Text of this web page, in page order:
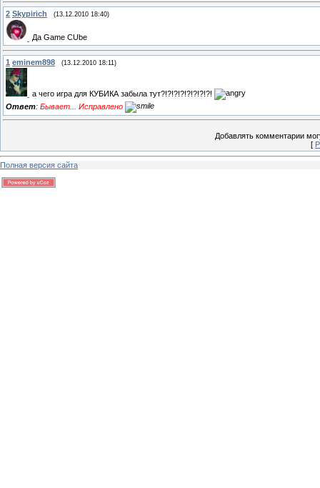
2 Skypirich (13.12.2010 18:40)
Да Game CUbe
1 eminem898 (13.12.2010 18:11)
а чего игра для КУБИКА забыла тут?!?!?!?!?!?!?!?!
Ответ: Бывает... Исправлено
Добавлять комментарии
[
Полная версия сайта